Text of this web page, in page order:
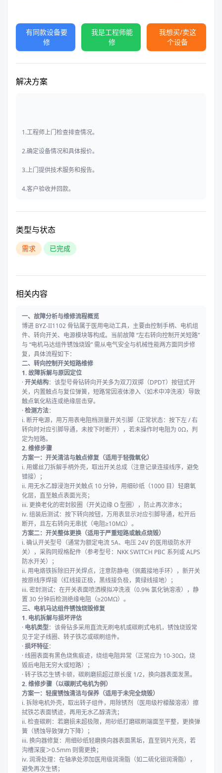
有同款设备要
修
我是工程师能
修
我想买/卖这
个设备
解决方案
1.工程师上门检查排查情况。
2.确定设备情况和具体报价。
3.上门提供技术服务和报告。
4.客户验收并回款。
类型与状态
需求 已完成
相关内容
一、故障分析与维修流程概览
博进 BYZ-II1102 骨钻属于医用电动工具，主要由控制手柄、电机组
件、转向开关、电源模块等构成。当前故障 “左右转向控制开关短路”
与 “电机马达组件锈蚀烧毁” 需从电气安全与机械性能两方面同步修
复，具体流程如下：
二、转向控制开关短路维修
1. 故障拆解与原因定位
·开关结构：该型号骨钻转向开关多为双刀双掷（DPDT）按钮式开
关，内置触点与复位弹簧，短路常因液体渗入（如术中冲洗液）导致
触点氧化粘连或绝缘层击穿。
·检测方法：
i. 断开电源，用万用表电阻档测量开关引脚（正常状态：按下左 / 右
转向时对应引脚导通，未按下时断开），若未操作时电阻为 0Ω，判
定为短路。
2. 维修步骤
方案一：开关清洁与触点修复（适用于轻微氧化）
i. 用螺丝刀拆解手柄外壳，取出开关总成（注意记录连接线序，避免
错接）；
ii. 用无水乙醇浸泡开关触点 10 分钟，用细砂纸（1000 目）轻磨氧
化层，直至触点表面光亮；
iii. 更换老化的密封胶圈（开关边缘 O 型圈），防止再次渗水；
iv. 组装后测试：按下转向按钮，万用表显示对应引脚导通，松开后
断开，且左右转向无串扰（电阻≥10MΩ）。
方案二：开关整体更换（适用于严重短路或触点烧毁）
i. 确认开关型号（通常为额定电流 5A、电压 24V 的医用级防水开
关），采购同规格配件（参考型号：NKK SWITCH PBC 系列或 ALPS
防水开关）；
ii. 用电烙铁拆除旧开关焊点，注意防静电（佩戴接地手环），新开关
按原线序焊接（红线接正极，黑线接负极，黄绿线接地）；
iii. 密封测试：在开关表面喷洒模拟冲洗液（0.9% 氯化钠溶液），静
置 30 分钟后检测绝缘电阻（≥20MΩ）。
三、电机马达组件锈蚀烧毁修复
1. 电机拆解与损坏评估
· 电机类型：该骨钻多采用直流无刷电机或碳刷式电机，锈蚀烧毁常
见于定子线圈、转子铁芯或碳刷组件。
·损坏特征：
· 线圈表面有黑色烧焦痕迹，绕组电阻异常（正常应为 10-30Ω，烧
毁后电阻无穷大或短路）；
· 转子铁芯生锈卡顿，碳刷磨损超过原长度 1/2，换向器表面发黑。
2. 维修步骤（以碳刷式电机为例）
方案一：轻度锈蚀清洁与保养（适用于未完全烧毁）
i. 拆除电机外壳，取出转子组件，用除锈剂（医用级柠檬酸溶液）擦
拭铁芯表面锈迹，再用无水乙醇清洗；
ii. 检查碳刷：若磨损未超极限，用砂纸打磨碳刷端面至平整，更换弹
簧（锈蚀导致弹力下降）；
iii. 换向器修复：用细砂纸轻磨换向器表面黑垢，直至铜片光亮，若
沟槽深度＞0.5mm 则需更换；
iv. 润滑处理：在轴承处添加医用级润滑脂（如二硫化钼润滑脂），
避免再次生锈；